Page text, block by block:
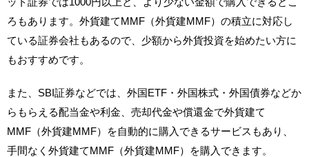
ろもあります。外貨建てMMF（外貨建MMF）の積立に対応し
ている証券会社もあるので、少額から外貨投資を始めたい方に
もおすすめです。
また、SBI証券などでは、外国ETF・外国株式・外国債券などか
らもらえる配当金や利金、売却代金や償還金で外貨建て
MMF（外貨建MMF）を自動的に購入できるサービスもあり、
手間なく外貨建てMMF（外貨建MMF）を購入できます。